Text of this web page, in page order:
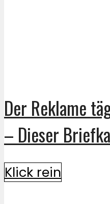
Der Reklame
– Dieser
Klick rein